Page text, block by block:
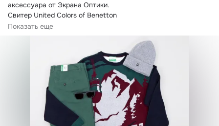
аксессуара от Экрана Оптики.
Свитер United Colors of Benetton
Было: 8.999₽, стало: 2.699₽
Показать еще